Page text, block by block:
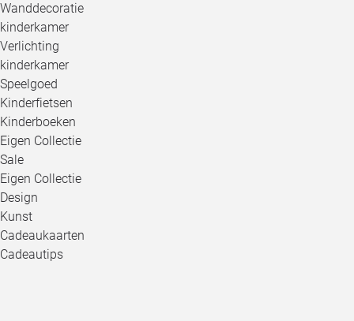
Wanddecoratie
kinderkamer
Verlichting
kinderkamer
Speelgoed
Kinderfietsen
Kinderboeken
Eigen Collectie
Sale
Eigen Collectie
Design
Kunst
Cadeaukaarten
Cadeautips